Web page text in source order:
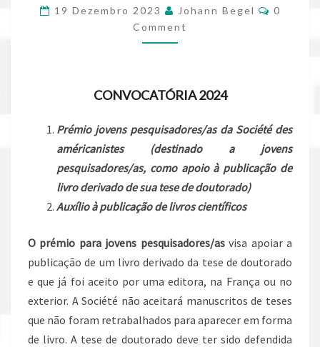
PUBLICAÇAO
2024
19 Dezembro 2023 Johann Begel
0
Comment
CONVOCATÓRIA 2024
Prémio jovens pesquisadores/as da Société des
américanistes (destinado a jovens
pesquisadores/as, como apoio à publicação de
livro derivado de sua tese de doutorado)
Auxílio à publicação de livros científicos
O prémio para jovens pesquisadores/asvisa apoiar a
publicação de um livro derivado da tese de doutorado
e que já foi aceito por uma editora, na França ou no
exterior. A Société não aceitará manuscritos de teses
que não foram retrabalhados para aparecer em forma
de livro. A tese de doutorado deve ter sido defendida